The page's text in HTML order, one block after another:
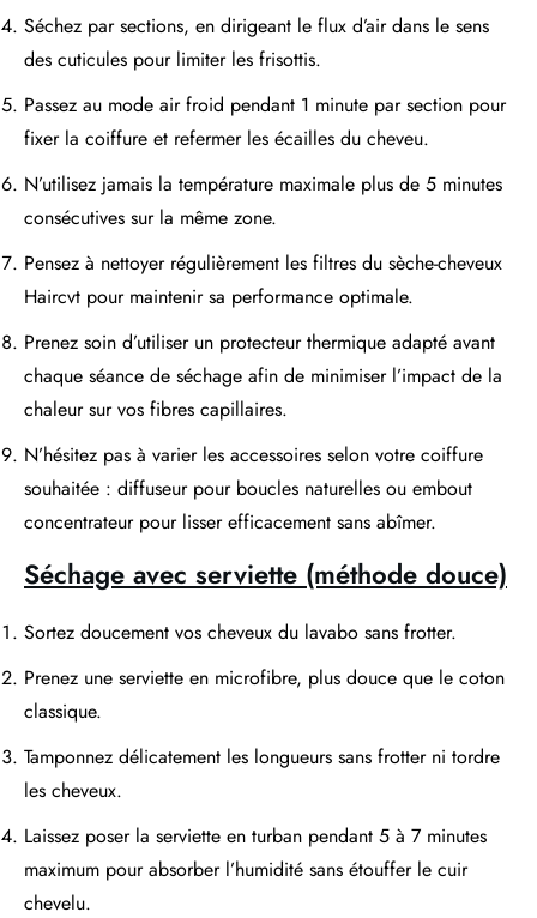
Séchez par sections, en dirigeant le flux d’air dans le sens
des cuticules pour limiter les frisottis.
Passez au mode air froid pendant 1 minute par section pour
fixer la coiffure et refermer les écailles du cheveu.
N’utilisez jamais la température maximale plus de 5 minutes
consécutives sur la même zone.
Pensez à nettoyer régulièrement les filtres du sèche-cheveux
Haircvt pour maintenir sa performance optimale.
Prenez soin d’utiliser un protecteur thermique adapté avant
chaque séance de séchage afin de minimiser l’impact de la
chaleur sur vos fibres capillaires.
N’hésitez pas à varier les accessoires selon votre coiffure
souhaitée : diffuseur pour boucles naturelles ou embout
concentrateur pour lisser efficacement sans abîmer.
Séchage avec serviette (méthode douce)
Sortez doucement vos cheveux du lavabo sans frotter.
Prenez une serviette en microfibre, plus douce que le coton
classique.
Tamponnez délicatement les longueurs sans frotter ni tordre
les cheveux.
Laissez poser la serviette en turban pendant 5 à 7 minutes
maximum pour absorber l’humidité sans étouffer le cuir
chevelu.